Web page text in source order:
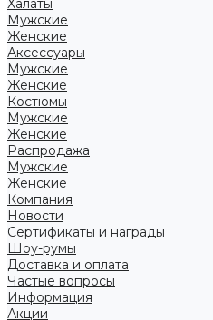
Халаты
Мужские
Женские
Аксессуары
Мужские
Женские
Костюмы
Мужские
Женские
Распродажа
Мужские
Женские
Компания
Новости
Сертификаты и награды
Шоу-румы
Доставка и оплата
Частые вопросы
Информация
Акции